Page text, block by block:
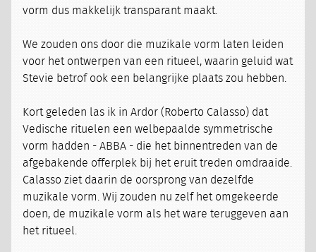
vorm dus makkelijk transparant maakt.
We zouden ons door die muzikale vorm laten leiden
voor het ontwerpen van een ritueel, waarin geluid wat
Stevie betrof ook een belangrijke plaats zou hebben.
Kort geleden las ik in Ardor (Roberto Calasso) dat
Vedische rituelen een welbepaalde symmetrische
vorm hadden - ABBA - die het binnentreden van de
afgebakende offerplek bij het eruit treden omdraaide.
Calasso ziet daarin de oorsprong van dezelfde
muzikale vorm. Wij zouden nu zelf het omgekeerde
doen, de muzikale vorm als het ware teruggeven aan
het ritueel.